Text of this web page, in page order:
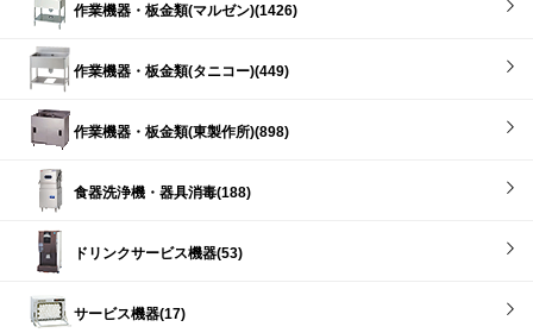
作業機器・板金類(マルゼン)(1426)
作業機器・板金類(タニコー)(449)
作業機器・板金類(東製作所)(898)
食器洗浄機・器具消毒(188)
ドリンクサービス機器(53)
サービス機器(17)